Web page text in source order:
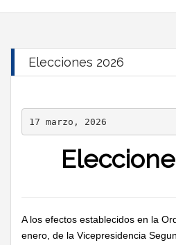
Elecciones 2026
17 marzo, 2026
A los efectos establecidos en la
enero, de la Vicepresidencia